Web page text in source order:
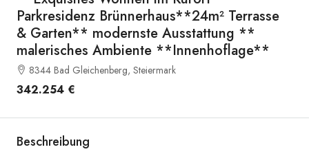
Parkresidenz Brünnerhaus**24m² Terrasse
& Garten** modernste Ausstattung **
malerisches Ambiente **Innenhoflage**
8344 Bad Gleichenberg, Steiermark
342.254 €
Beschreibung